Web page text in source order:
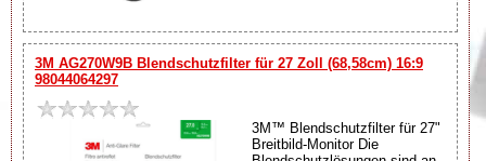
3M AG270W9B Blendschutzfilter für 27 Zoll (68,58cm) 16:9
98044064297
3M™ Blendschutzfilter für 27"
Breitbild-Monitor Die